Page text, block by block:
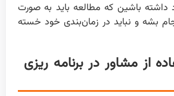
داشته باشین که مطالعه باید به صورت
بشه و نباید در زمان‌بندی خود خسته
از مشاور در برنامه ریزی